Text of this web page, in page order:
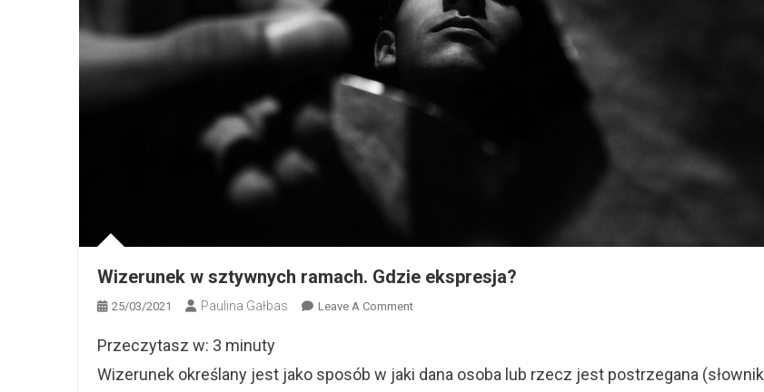
Wizerunek w sztywnych ramach. Gdzie ekspresja?
25/03/2021 Paulina Gałbas Leave A CommentOn
Sztywnych
Przeczytasz w: 3 minuty
Wizerunek określany jest jako sposób w jaki dana osoba lub rzecz jest postrzegana (słownik